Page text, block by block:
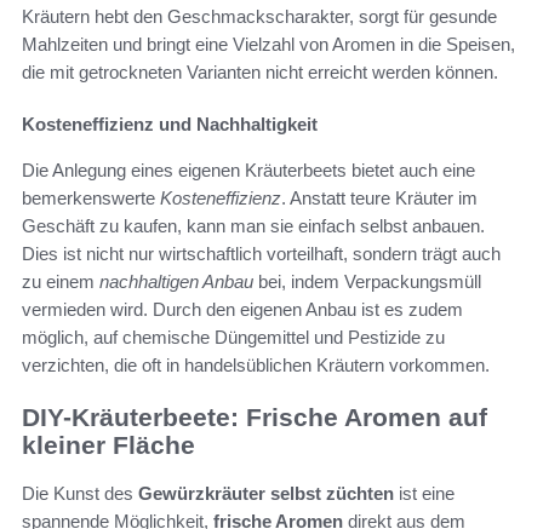
Kräutern hebt den Geschmackscharakter, sorgt für gesunde
Mahlzeiten und bringt eine Vielzahl von Aromen in die Speisen,
die mit getrockneten Varianten nicht erreicht werden können.
Kosteneffizienz und Nachhaltigkeit
Die Anlegung eines eigenen Kräuterbeets bietet auch eine
bemerkenswerte Kosteneffizienz. Anstatt teure Kräuter im
Geschäft zu kaufen, kann man sie einfach selbst anbauen.
Dies ist nicht nur wirtschaftlich vorteilhaft, sondern trägt auch
zu einem nachhaltigen Anbau bei, indem Verpackungsmüll
vermieden wird. Durch den eigenen Anbau ist es zudem
möglich, auf chemische Düngemittel und Pestizide zu
verzichten, die oft in handelsüblichen Kräutern vorkommen.
DIY-Kräuterbeete: Frische Aromen auf
kleiner Fläche
Die Kunst des Gewürzkräuter selbst züchten ist eine
spannende Möglichkeit, frische Aromen direkt aus dem